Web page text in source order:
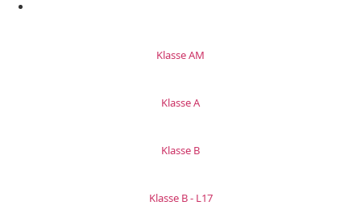
Klasse AM
Klasse A
Klasse B
Klasse B - L17